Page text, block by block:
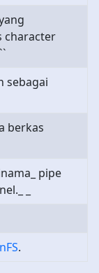
character
sebagai
berkas
pipe
_
.